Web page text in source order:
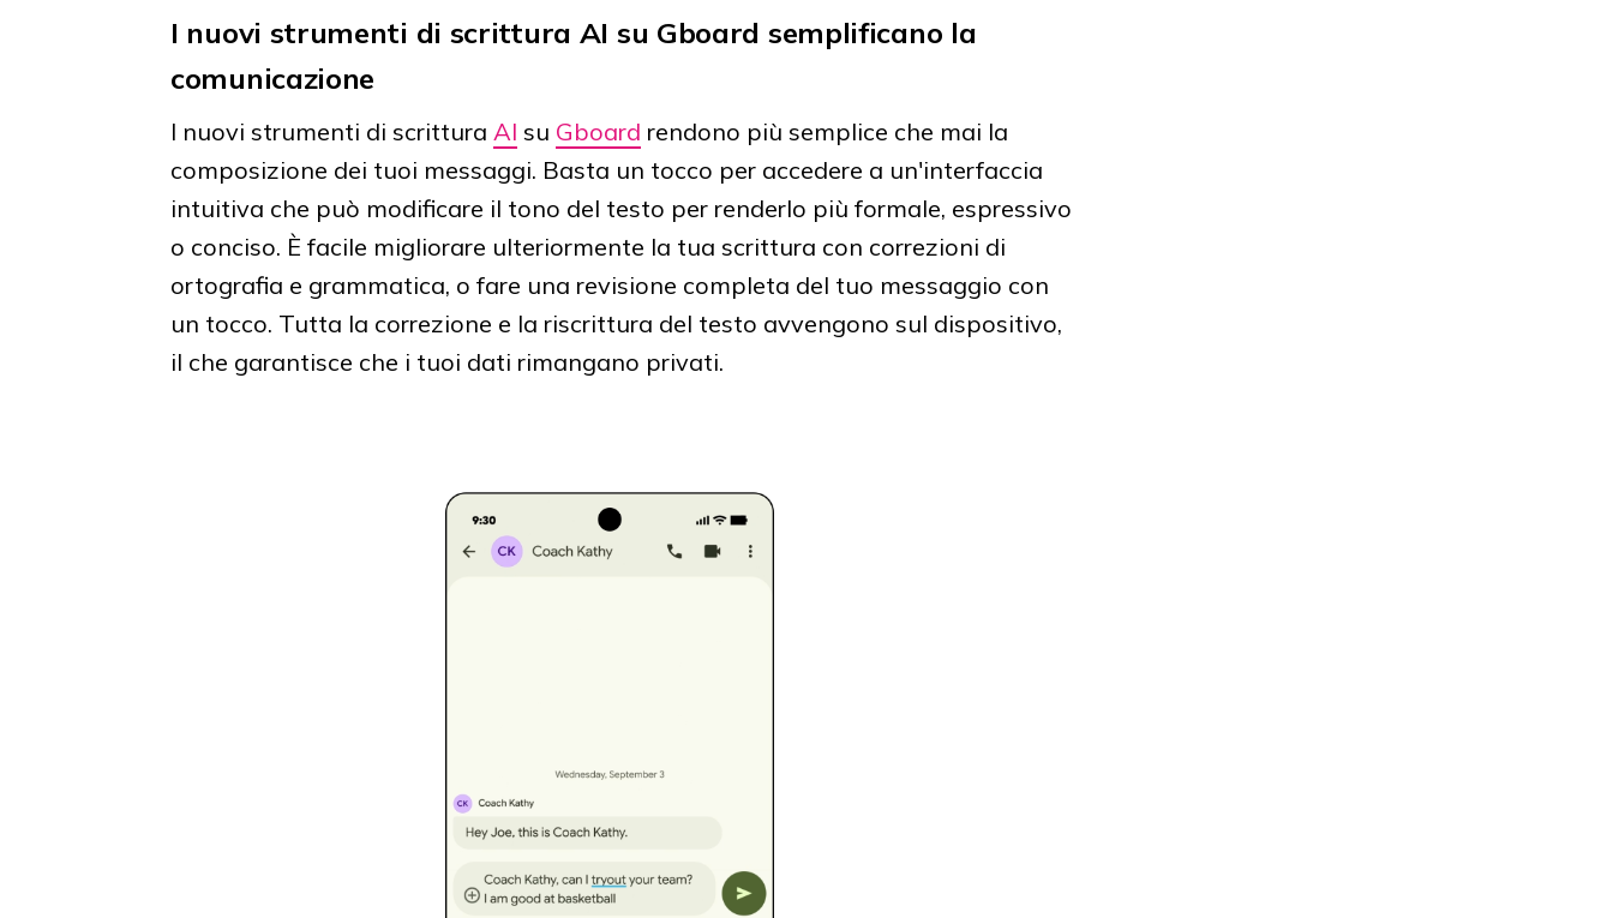
I nuovi strumenti di scrittura AI su Gboard semplificano la
comunicazione
I nuovi strumenti di scrittura AI su Gboard rendono più semplice che mai la
composizione dei tuoi messaggi. Basta un tocco per accedere a un'interfaccia
intuitiva che può modificare il tono del testo per renderlo più formale, espressivo
o conciso. È facile migliorare ulteriormente la tua scrittura con correzioni di
ortografia e grammatica, o fare una revisione completa del tuo messaggio con
un tocco. Tutta la correzione e la riscrittura del testo avvengono sul dispositivo,
il che garantisce che i tuoi dati rimangano privati.